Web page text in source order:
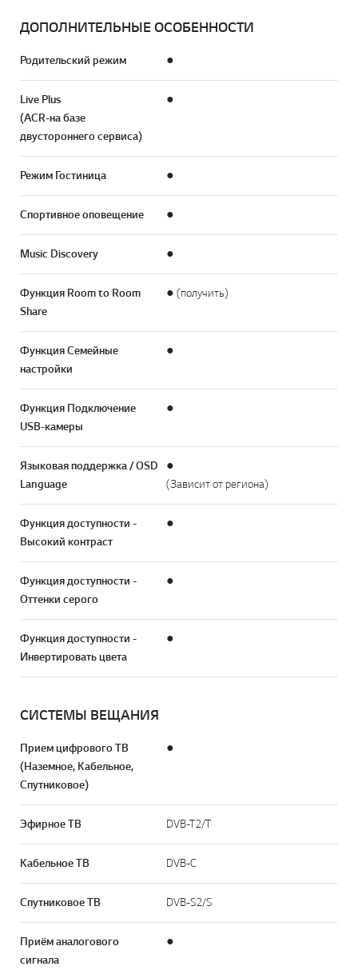
ДОПОЛНИТЕЛЬНЫЕ ОСОБЕННОСТИ
Родительский режим ●
Live Plus
(ACR-на базе
двустороннего сервиса)
●
Режим Гостиница ●
Спортивное оповещение ●
Music Discovery ●
Функция Room to Room
Share
● (получить)
Функция Семейные
настройки
●
Функция Подключение
USB-камеры
●
Языковая поддержка / OSD
Language
●
(Зависит от региона)
Функция доступности -
Высокий контраст
●
Функция доступности -
Оттенки серого
●
Функция доступности -
Инвертировать цвета
●
СИСТЕМЫ ВЕЩАНИЯ
Прием цифрового ТВ
(Наземное, Кабельное,
Спутниковое)
●
Эфирное ТВ DVB-T2/T
Кабельное ТВ DVB-C
Спутниковое ТВ DVB-S2/S
Приём аналогового
сигнала
●